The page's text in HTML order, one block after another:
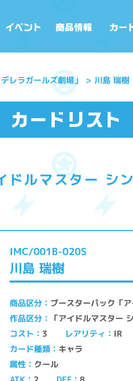
レラガールズ劇場」 川島 瑞樹
ドルマスター シ
IMC/001B-020S
川島 瑞樹
商品区分 ブースターパック「
作品区分 「アイドルマスター
コスト 3 レアリティ IR
カード種類 キャラ
属性 クール